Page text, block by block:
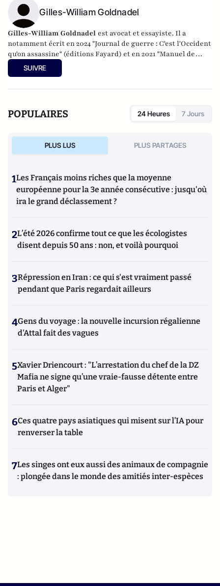
Gilles-William Goldnadel
Gilles-William Goldnadel est avocat et essayiste. Il a
notamment écrit en 2024 "Journal de guerre : C'est l'Occident
qu'on assassine" (éditions Fayard) et en 2021 "Manuel de
résistance au fascisme d'extrême-gauche" (Les Nouvelles
éditions de Passy).
SUIVRE
POPULAIRES 24 Heures 7 Jours
PLUS LUS PLUS PARTAGES
1Les Français moins riches que la moyenne
européenne pour la 3e année consécutive : jusqu'où
ira le grand déclassement ?
2L’été 2026 confirme tout ce que les écologistes
disent depuis 50 ans : non, et voilà pourquoi
3Répression en Iran : ce qui s'est vraiment passé
pendant que Paris regardait ailleurs
4Gens du voyage : la nouvelle incursion régalienne
d'Attal fait des vagues
5Xavier Driencourt : "L’arrestation du chef de la DZ
Mafia ne signe qu’une vraie-fausse détente entre
Paris et Alger"
6Ces quatre pays asiatiques qui misent sur l’IA pour
renverser la table
7Les singes ont eux aussi des animaux de compagnie
: plongée dans le monde des amitiés inter-espèces